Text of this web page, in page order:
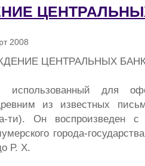
2008
ЦЕНТРАЛЬНЫХ
для
из известных
ти). Он воспроизведен с
города-
Р. X.